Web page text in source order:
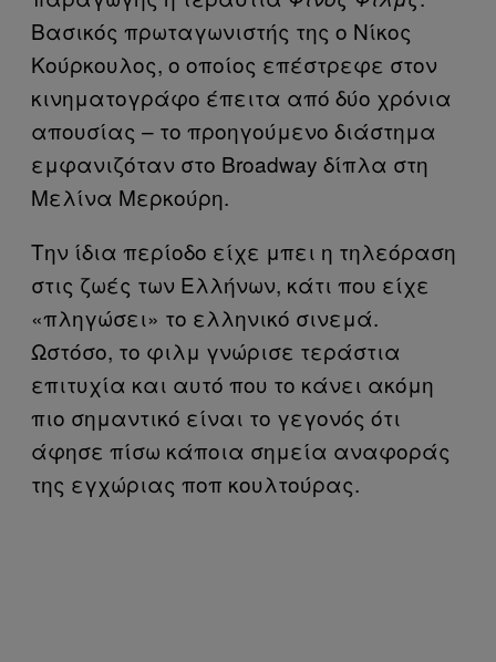
Βασικός πρωταγωνιστής της ο Νίκος
Κούρκουλος, ο οποίος επέστρεφε στον
κινηματογράφο έπειτα από δύο χρόνια
απουσίας – το προηγούμενο διάστημα
εμφανιζόταν στο Broadway δίπλα στη
Μελίνα Μερκούρη.
Την ίδια περίοδο είχε μπει η τηλεόραση
στις ζωές των Ελλήνων, κάτι που είχε
«πληγώσει» το ελληνικό σινεμά.
Ωστόσο, το φιλμ γνώρισε τεράστια
επιτυχία και αυτό που το κάνει ακόμη
πιο σημαντικό είναι το γεγονός ότι
άφησε πίσω κάποια σημεία αναφοράς
της εγχώριας ποπ κουλτούρας.